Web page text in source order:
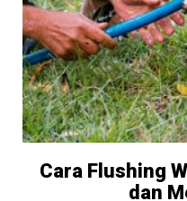
Cara Flushing
dan